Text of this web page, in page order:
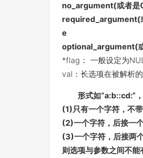
no_argument(或者
required_argument(
e
optional_argument(
*flag： 一般设定为
val：长选项在被解析
形式如“a:b::cd:“
(1)只有一个字符，不
(2)一个字符，后接一
(3)一个字符，后接两
则选项与参数之间不能